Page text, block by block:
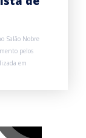
Salão Nobre
pelos
em